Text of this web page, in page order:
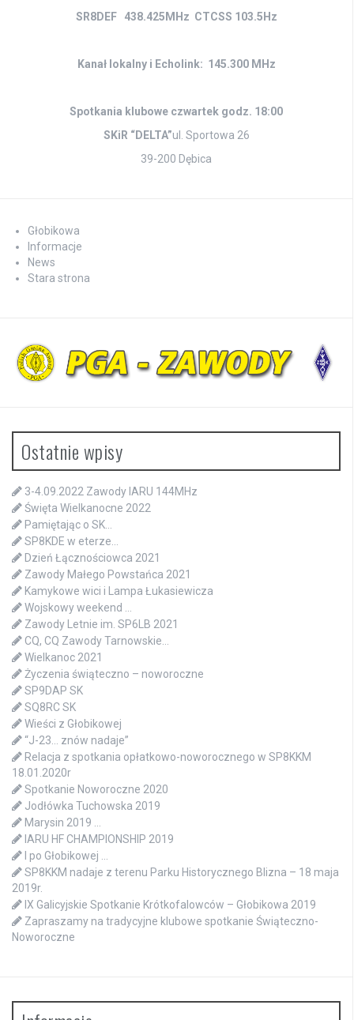
SR8DEF 438.425MHz CTCSS 103.5Hz
Kanał lokalny i Echolink: 145.300 MHz
Spotkania klubowe czwartek godz. 18:00
SKiR “DELTA”ul. Sportowa 26
39-200 Dębica
Głobikowa
Informacje
News
Stara strona
Ostatnie wpisy
3-4.09.2022 Zawody IARU 144MHz
Święta Wielkanocne 2022
Pamiętając o SK…
SP8KDE w eterze…
Dzień Łącznościowca 2021
Zawody Małego Powstańca 2021
Kamykowe wici i Lampa Łukasiewicza
Wojskowy weekend …
Zawody Letnie im. SP6LB 2021
CQ, CQ Zawody Tarnowskie…
Wielkanoc 2021
Życzenia świąteczno – noworoczne
SP9DAP SK
SQ8RC SK
Wieści z Głobikowej
“J-23… znów nadaje”
Relacja z spotkania opłatkowo-noworocznego w SP8KKM
18.01.2020r
Spotkanie Noworoczne 2020
Jodłówka Tuchowska 2019
Marysin 2019 …
IARU HF CHAMPIONSHIP 2019
I po Głobikowej …
SP8KKM nadaje z terenu Parku Historycznego Blizna – 18 maja
2019r.
IX Galicyjskie Spotkanie Krótkofalowców – Głobikowa 2019
Zapraszamy na tradycyjne klubowe spotkanie Świąteczno-
Noworoczne